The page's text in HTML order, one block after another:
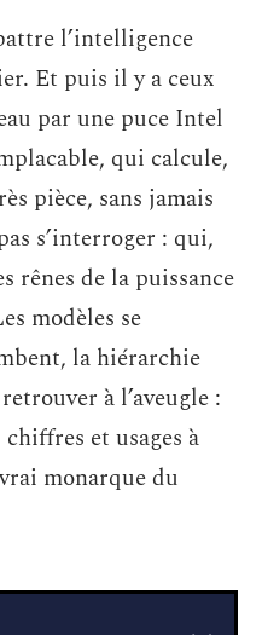
l’intelligence
Et puis il y a ceux
par une puce Intel
qui calcule,
pièce, sans jamais
s’interroger : qui,
rênes de la puissance
modèles se
la hiérarchie
à l’aveugle :
et usages à
monarque du